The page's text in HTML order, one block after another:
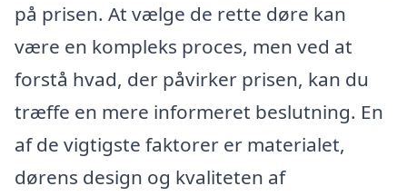
på prisen. At vælge de rette døre kan
være en kompleks proces, men ved at
forstå hvad, der påvirker prisen, kan du
træffe en mere informeret beslutning. En
af de vigtigste faktorer er materialet,
dørens design og kvaliteten af